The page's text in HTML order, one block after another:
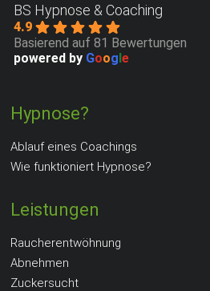
BS Hypnose & Coaching
4.9
Basierend auf 81 Bewertungen
powered by Google
Hypnose?
Ablauf eines Coachings
Wie funktioniert Hypnose?
Leistungen
Raucherentwöhnung
Abnehmen
Zuckersucht